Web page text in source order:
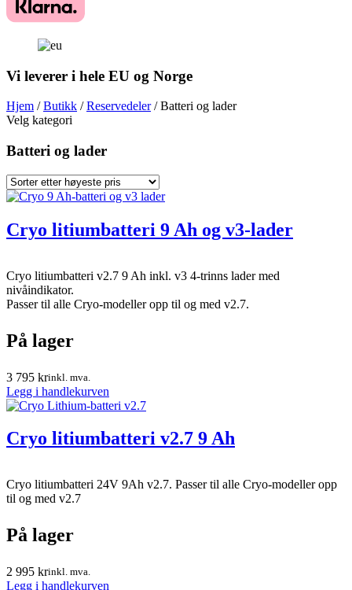
Vi leverer i hele EU og Norge
Hjem /Butikk /Reservedeler/ Batteri og lader
Velg kategori
Batteri og lader
Cryo litiumbatteri 9 Ah og v3-lader
Cryo litiumbatteri v2.7 9 Ah inkl. v3 4-trinns lader med
nivåindikator.
Passer til alle Cryo-modeller opp til og med v2.7.
På lager
3 795 krinkl. mva.
Legg i handlekurven
Cryo litiumbatteri v2.7 9 Ah
Cryo litiumbatteri 24V 9Ah v2.7. Passer til alle Cryo-modeller opp
til og med v2.7
På lager
2 995 krinkl. mva.
Legg i handlekurven